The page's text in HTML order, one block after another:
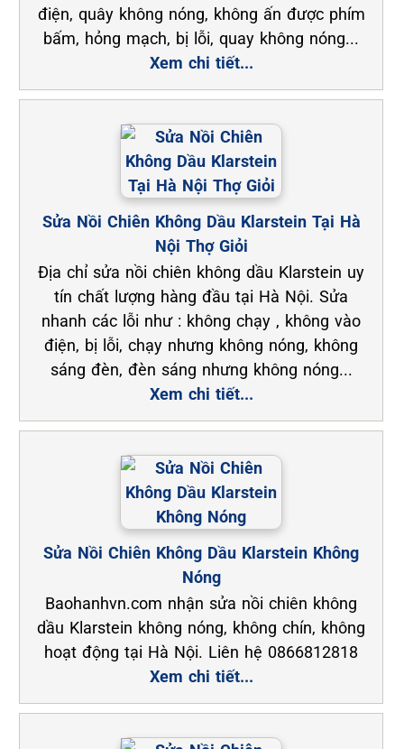
điện, quây không nóng, không ấn được phím
bấm, hỏng mạch, bị lỗi, quay không nóng...
Xem chi tiết...
Sửa Nồi Chiên Không Dầu Klarstein Tại Hà
Nội Thợ Giỏi
Địa chỉ sửa nồi chiên không dầu Klarstein uy
tín chất lượng hàng đầu tại Hà Nội. Sửa
nhanh các lỗi như : không chạy , không vào
điện, bị lỗi, chạy nhưng không nóng, không
sáng đèn, đèn sáng nhưng không nóng...
Xem chi tiết...
Sửa Nồi Chiên Không Dầu Klarstein Không
Nóng
Baohanhvn.com nhận sửa nồi chiên không
dầu Klarstein không nóng, không chín, không
hoạt động tại Hà Nội. Liên hệ 0866812818
Xem chi tiết...